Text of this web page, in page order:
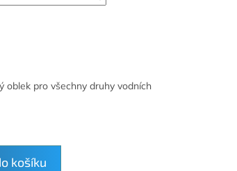
košíku
oblek pro všechny druhy vodních